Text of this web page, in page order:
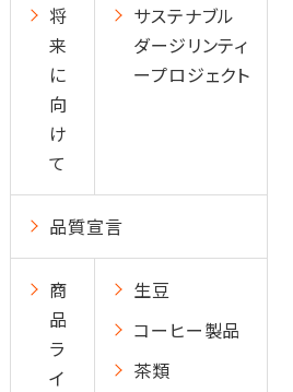
将
来
に
向
け
て
サステナブル
ダージリンティ
ープロジェクト
品質宣言
商
品
ラ
イ
生豆
コーヒー製品
茶類